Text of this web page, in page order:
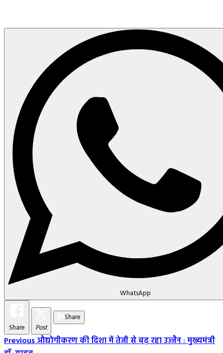
WhatsApp
Share Post
Share
Post
Previousऔद्योगीकरण की दिशा में तेजी से बढ़ रहा उज्जैन : मुख्यमंत्री